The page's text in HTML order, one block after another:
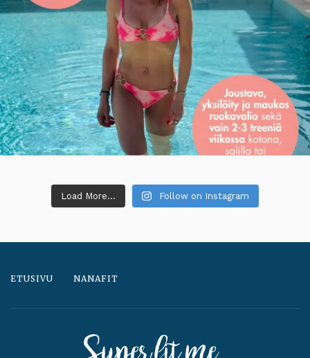
Load More... Follow on Instagram
ETUSIVU NANAFIT